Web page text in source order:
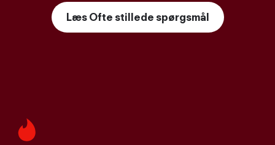
Læs Ofte stillede spørgsmål